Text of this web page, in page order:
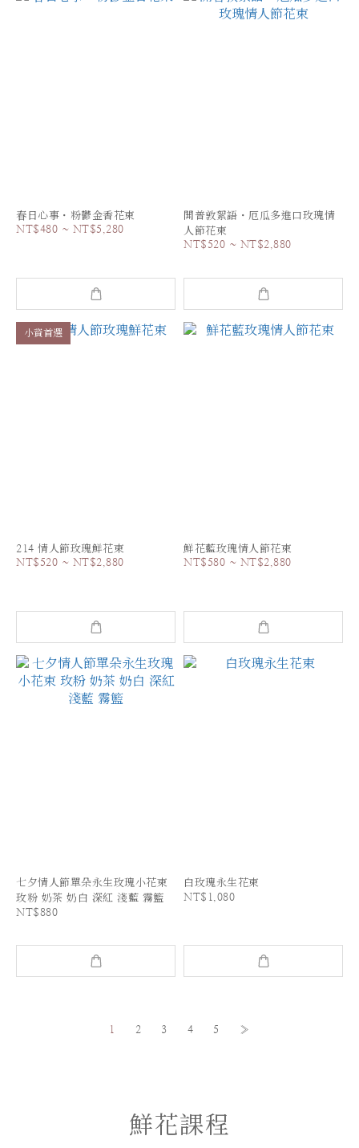
春日心事・粉鬱金香花束
NT$480 ~ NT$5,280
開普敦絮語・厄瓜多進口玫瑰情
人節花束
NT$520 ~ NT$2,880
小資首選
214 情人節玫瑰鮮花束
NT$520 ~ NT$2,880
鮮花藍玫瑰情人節花束
NT$580 ~ NT$2,880
七夕情人節單朵永生玫瑰小花束
玫粉 奶茶 奶白 深紅 淺藍 霧籃
NT$880
白玫瑰永生花束
NT$1,080
1 2 3 4 5 »
鮮花課程